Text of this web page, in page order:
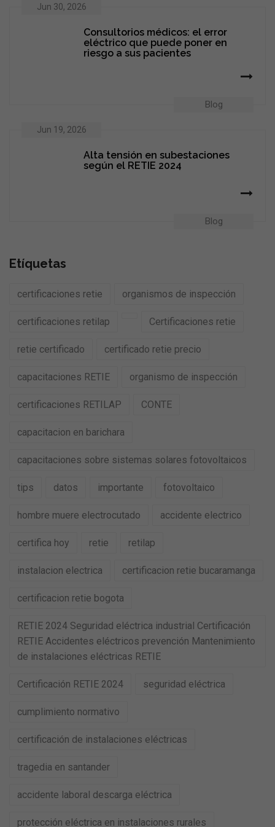
Jun 30, 2026
Blog
Consultorios médicos: el error
eléctrico que puede poner en
riesgo a sus pacientes
Jun 19, 2026
Blog
Alta tensión en subestaciones
según el RETIE 2024
Etíquetas
certificaciones retie organismos de inspección
certificaciones retilap Certificaciones retie
retie certificado certificado retie precio
capacitaciones RETIE organismo de inspección
certificaciones RETILAP CONTE
capacitacion en barichara
capacitaciones sobre sistemas solares fotovoltaicos
tips datos importante fotovoltaico
hombre muere electrocutado accidente electrico
certifica hoy retie retilap
instalacion electrica certificacion retie bucaramanga
certificacion retie bogota
RETIE 2024 Seguridad eléctrica industrial Certificación
RETIE Accidentes eléctricos prevención Mantenimiento
de instalaciones eléctricas RETIE
Certificación RETIE 2024 seguridad eléctrica
cumplimiento normativo
certificación de instalaciones eléctricas
tragedia en santander
accidente laboral descarga eléctrica
protección eléctrica en instalaciones rurales